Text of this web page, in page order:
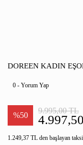
DOREEN KADIN
0 - Yorum Yap
%50
9.995,00 TL
1.249,37 TL den başlayan